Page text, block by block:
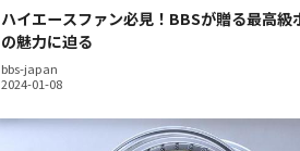
ハイエースファン必見！BBSが贈る最高級
の魅力に迫る
bbs-japan